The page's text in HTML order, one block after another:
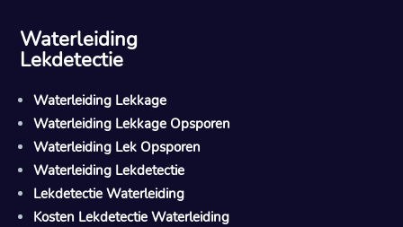
Waterleiding
Lekdetectie
Waterleiding Lekkage
Waterleiding Lekkage Opsporen
Waterleiding Lek Opsporen
Waterleiding Lekdetectie
Lekdetectie Waterleiding
Kosten Lekdetectie Waterleiding